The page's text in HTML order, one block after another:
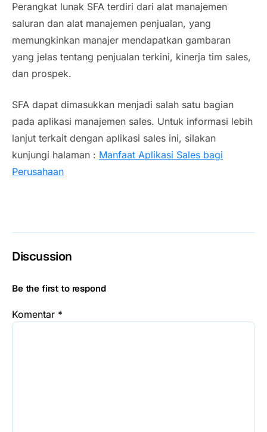
Perangkat lunak SFA terdiri dari alat manajemen
saluran dan alat manajemen penjualan, yang
memungkinkan manajer mendapatkan gambaran
yang jelas tentang penjualan terkini, kinerja tim sales,
dan prospek.
SFA dapat dimasukkan menjadi salah satu bagian
pada aplikasi manajemen sales. Untuk informasi lebih
lanjut terkait dengan aplikasi sales ini, silakan
kunjungi halaman : Manfaat Aplikasi Sales bagi
Perusahaan
Discussion
Be the first to respond
Komentar *